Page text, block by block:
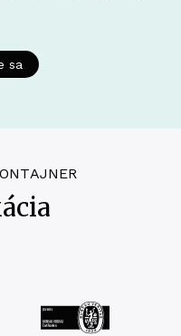
sa